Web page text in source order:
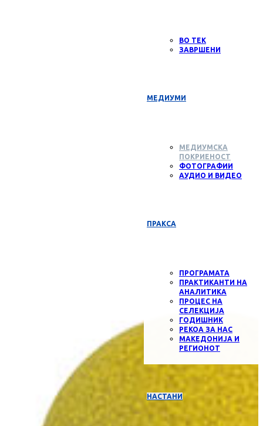
ВО ТЕК
ЗАВРШЕНИ
МЕДИУМИ
МЕДИУМСКА
ПОКРИЕНОСТ
ФОТОГРАФИИ
АУДИО И ВИДЕО
ПРАКСА
ПРОГРАМАТА
ПРАКТИКАНТИ НА
АНАЛИТИКА
ПРОЦЕС НА
СЕЛЕКЦИЈА
ГОДИШНИК
РЕКОА ЗА НАС
МАКЕДОНИЈА И
РЕГИОНОТ
НАСТАНИ